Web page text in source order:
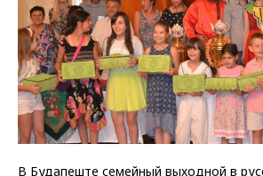
В Будапеште семейный выходной в